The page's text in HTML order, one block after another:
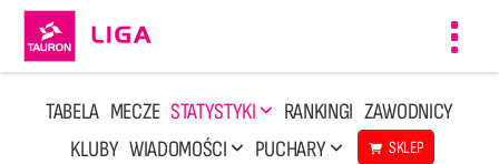
TABELA MECZE STATYSTYKI RANKINGI ZAWODNICY
KLUBY WIADOMOŚCI PUCHARY SKLEP